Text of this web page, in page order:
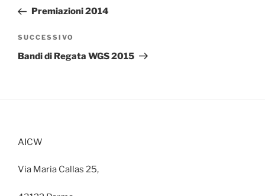
precedente:
Premiazioni 2014
Articolo
successivo
SUCCESSIVO
Bandi di Regata WGS 2015
AICW
Via Maria Callas 25,